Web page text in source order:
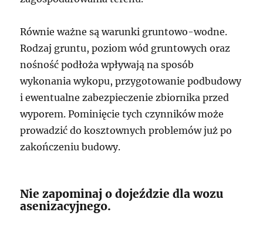
Równie ważne są warunki gruntowo-wodne.
Rodzaj gruntu, poziom wód gruntowych oraz
nośność podłoża wpływają na sposób
wykonania wykopu, przygotowanie podbudowy
i ewentualne zabezpieczenie zbiornika przed
wyporem. Pominięcie tych czynników może
prowadzić do kosztownych problemów już po
zakończeniu budowy.
Nie zapominaj o dojeździe dla wozu
asenizacyjnego.